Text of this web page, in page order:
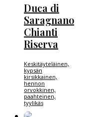
Duca di
Saragnano
Chianti
Riserva
Keskitäyteläinen,
kypsän
kirsikkainen,
hennon
orvokkinen,
paahteinen,
tyylikäs